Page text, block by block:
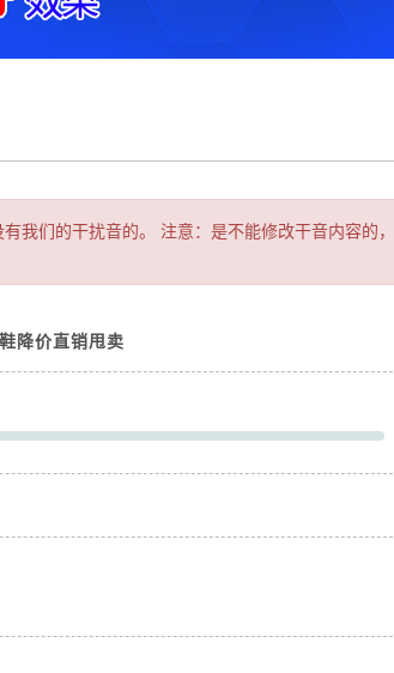
我们的干扰音的。 注意：是不能修改干音内容的
降价直销甩卖